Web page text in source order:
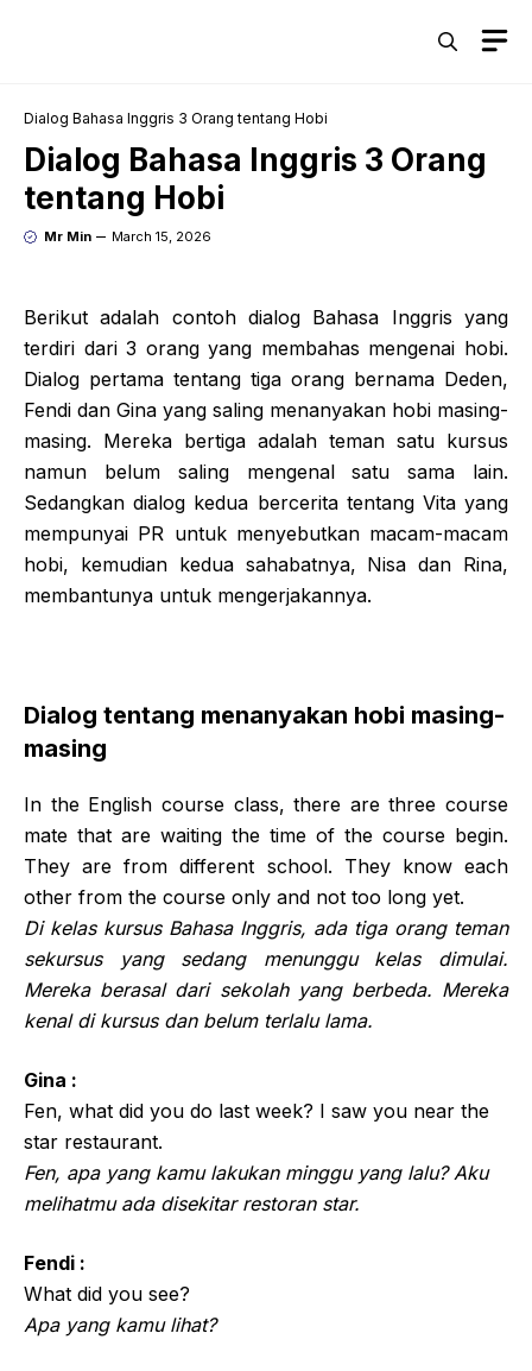
Dialog Bahasa Inggris 3 Orang tentang Hobi
Dialog Bahasa Inggris 3 Orang
tentang Hobi
Mr Min March 15, 2026
Berikut adalah contoh dialog Bahasa Inggris yang
terdiri dari 3 orang yang membahas mengenai hobi.
Dialog pertama tentang tiga orang bernama Deden,
Fendi dan Gina yang saling menanyakan hobi masing-
masing. Mereka bertiga adalah teman satu kursus
namun belum saling mengenal satu sama lain.
Sedangkan dialog kedua bercerita tentang Vita yang
mempunyai PR untuk menyebutkan macam-macam
hobi, kemudian kedua sahabatnya, Nisa dan Rina,
membantunya untuk mengerjakannya.
Dialog tentang menanyakan hobi masing-
masing
In the English course class, there are three course
mate that are waiting the time of the course begin.
They are from different school. They know each
other from the course only and not too long yet.
Di kelas kursus Bahasa Inggris, ada tiga orang teman
sekursus yang sedang menunggu kelas dimulai.
Mereka berasal dari sekolah yang berbeda. Mereka
kenal di kursus dan belum terlalu lama.
Gina :
Fen, what did you do last week? I saw you near the
star restaurant.
Fen, apa yang kamu lakukan minggu yang lalu? Aku
melihatmu ada disekitar restoran star.
Fendi :
What did you see?
Apa yang kamu lihat?